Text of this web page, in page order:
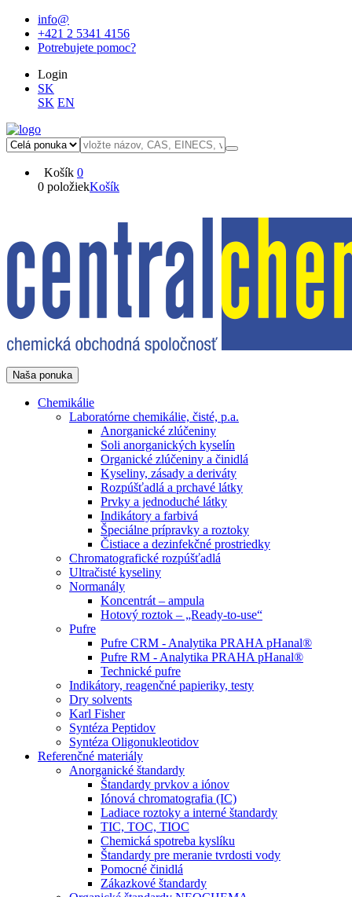
info@
+421 2 5341 4156
Potrebujete pomoc?
Login
SK
SK EN
Košík 0
0 položiekKošík
Naša ponuka
Chemikálie
Laboratórne chemikálie, čisté, p.a.
Anorganické zlúčeniny
Soli anorganických kyselín
Organické zlúčeniny a činidlá
Kyseliny, zásady a deriváty
Rozpúšťadlá a prchavé látky
Prvky a jednoduché látky
Indikátory a farbivá
Špeciálne prípravky a roztoky
Čistiace a dezinfekčné prostriedky
Chromatografické rozpúšťadlá
Ultračisté kyseliny
Normanály
Koncentrát – ampula
Hotový roztok – „Ready-to-use“
Pufre
Pufre CRM - Analytika PRAHA pHanal®
Pufre RM - Analytika PRAHA pHanal®
Technické pufre
Indikátory, reagenčné papieriky, testy
Dry solvents
Karl Fisher
Syntéza Peptidov
Syntéza Oligonukleotidov
Referenčné materiály
Anorganické štandardy
Štandardy prvkov a iónov
Iónová chromatografia (IC)
Ladiace roztoky a interné štandardy
TIC, TOC, TIOC
Chemická spotreba kyslíku
Štandardy pre meranie tvrdosti vody
Pomocné činidlá
Zákazkové štandardy